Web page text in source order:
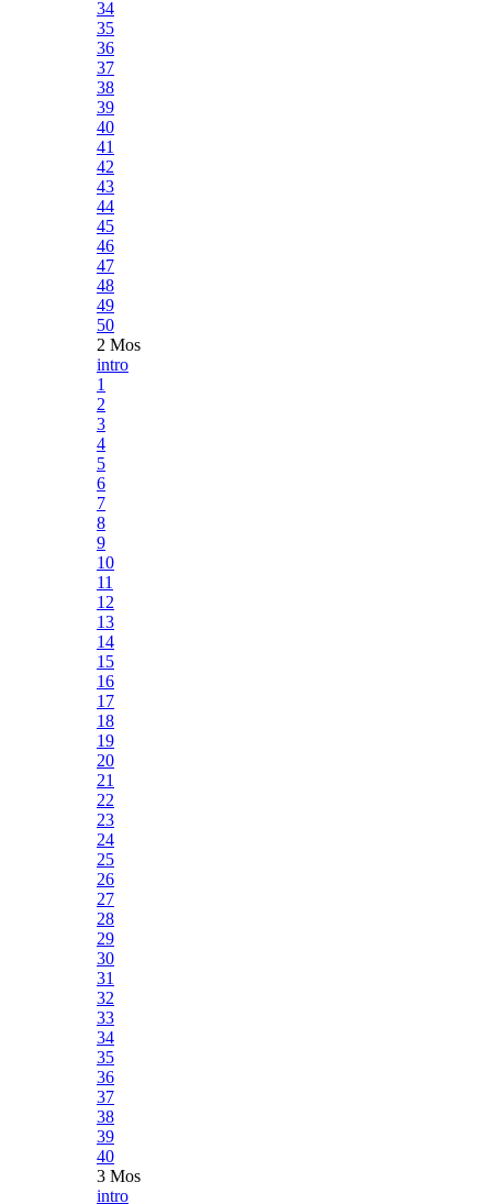
34
35
36
37
38
39
40
41
42
43
44
45
46
47
48
49
50
2 Mos
intro
1
2
3
4
5
6
7
8
9
10
11
12
13
14
15
16
17
18
19
20
21
22
23
24
25
26
27
28
29
30
31
32
33
34
35
36
37
38
39
40
3 Mos
intro